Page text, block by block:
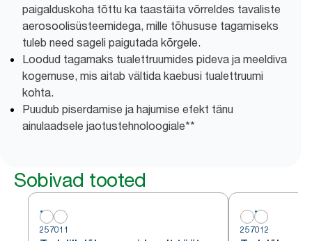
paigalduskoha tõttu ka taastäita võrreldes tavaliste
aerosoolisüsteemidega, mille tõhususe tagamiseks
tuleb need sageli paigutada kõrgele.
Loodud tagamaks tualettruumides pideva ja meeldiva
kogemuse, mis aitab vältida kaebusi tualettruumi
kohta.
Puudub piserdamise ja hajumise efekt tänu
ainulaadsele jaotustehnoloogiale**
Sobivad tooted
257011 257012